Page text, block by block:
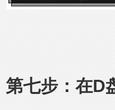
第七步：在D